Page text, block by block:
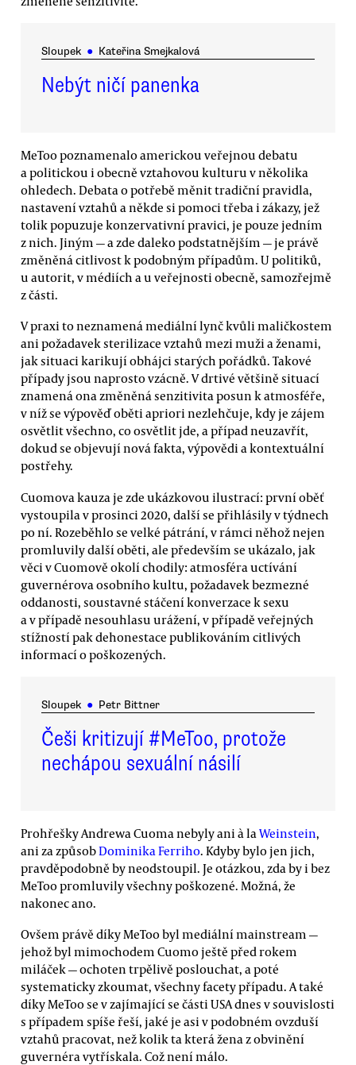
Sloupek ● Kateřina Smejkalová
Nebýt ničí panenka
MeToo poznamenalo americkou veřejnou debatu
a politickou i obecně vztahovou kulturu v několika
ohledech. Debata o potřebě měnit tradiční pravidla,
nastavení vztahů a někde si pomoci třeba i zákazy, jež
tolik popuzuje konzervativní pravici, je pouze jedním
z nich. Jiným — a zde daleko podstatnějším — je právě
změněná citlivost k podobným případům. U politiků,
u autorit, v médiích a u veřejnosti obecně, samozřejmě
z části.
V praxi to neznamená mediální lynč kvůli maličkostem
ani požadavek sterilizace vztahů mezi muži a ženami,
jak situaci karikují obhájci starých pořádků. Takové
případy jsou naprosto vzácně. V drtivé většině situací
znamená ona změněná senzitivita posun k atmosféře,
v níž se výpověď oběti apriori nezlehčuje, kdy je zájem
osvětlit všechno, co osvětlit jde, a případ neuzavřít,
dokud se objevují nová fakta, výpovědi a kontextuální
postřehy.
Cuomova kauza je zde ukázkovou ilustrací: první oběť
vystoupila v prosinci 2020, další se přihlásily v týdnech
po ní. Rozeběhlo se velké pátrání, v rámci něhož nejen
promluvily další oběti, ale především se ukázalo, jak
věci v Cuomově okolí chodily: atmosféra uctívání
guvernérova osobního kultu, požadavek bezmezné
oddanosti, soustavné stáčení konverzace k sexu
a v případě nesouhlasu urážení, v případě veřejných
stížností pak dehonestace publikováním citlivých
informací o poškozených.
Sloupek ● Petr Bittner
Češi kritizují #MeToo, protože
nechápou sexuální násilí
Prohřešky Andrewa Cuoma nebyly ani à la Weinstein,
ani za způsobDominika Ferriho. Kdyby bylo jen jich,
pravděpodobně by neodstoupil. Je otázkou, zda by i bez
MeToo promluvily všechny poškozené. Možná, že
nakonec ano.
Ovšem právě díky MeToo byl mediální mainstream —
jehož byl mimochodem Cuomo ještě před rokem
miláček — ochoten trpělivě poslouchat, a poté
systematicky zkoumat, všechny facety případu. A také
díky MeToo se v zajímající se části USA dnes v souvislosti
s případem spíše řeší, jaké je asi v podobném ovzduší
vztahů pracovat, než kolik ta která žena z obvinění
guvernéra vytřískala. Což není málo.